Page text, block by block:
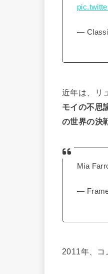
—
近年は、リ
モイの不思
の世界の決
Mia
—
2011年、コ